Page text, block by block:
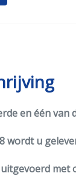
en één van
wordt u
met